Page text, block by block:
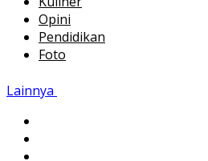
Opini
Pendidikan
Foto
Lainnya